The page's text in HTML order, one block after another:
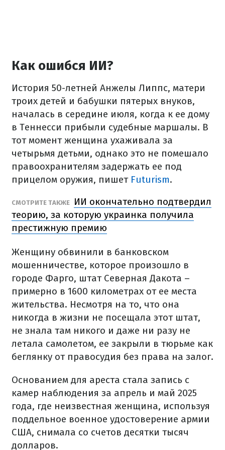
Как ошибся ИИ?
История 50-летней Анжелы Липпс, матери
троих детей и бабушки пятерых внуков,
началась в середине июля, когда к ее дому
в Теннесси прибыли судебные маршалы. В
тот момент женщина ухаживала за
четырьмя детьми, однако это не помешало
правоохранителям задержать ее под
прицелом оружия, пишет Futurism.
СМОТРИТЕ ТАКЖЕ
ИИ окончательно подтвердил
теорию, за которую украинка получила
престижную премию
Женщину обвинили в банковском
мошенничестве, которое произошло в
городе Фарго, штат Северная Дакота –
примерно в 1600 километрах от ее места
жительства. Несмотря на то, что она
никогда в жизни не посещала этот штат,
не знала там никого и даже ни разу не
летала самолетом, ее закрыли в тюрьме как
беглянку от правосудия без права на залог.
Основанием для ареста стала запись с
камер наблюдения за апрель и май 2025
года, где неизвестная женщина, используя
поддельное военное удостоверение армии
США, снимала со счетов десятки тысяч
долларов.